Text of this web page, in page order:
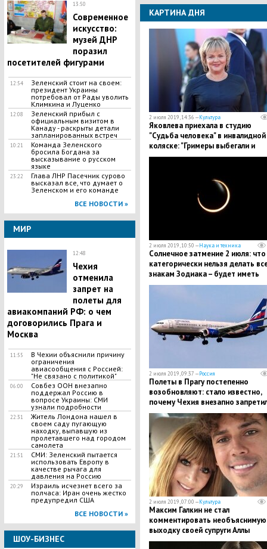
13:50
Современное
искусство:
музей ДНР
поразил
посетителей фигурами
12:54
Зеленский стоит на своем:
президент Украины
потребовал от Рады уволить
Климкина и Луценко
12:08
Зеленский прибыл с
официальным визитом в
Канаду - раскрыты детали
запланированных встреч
10:21
​Команда Зеленского
бросила Богдана за
высказывание о русском
языке
23:22
Глава ЛНР Пасечник сурово
высказал все, что думает о
Зеленском и его команде
ВСЕ НОВОСТИ »
МИР
12:48
Чехия
отменила
запрет на
полеты для
авиакомпаний РФ: о чем
договорились Прага и
Москва
11:55
В Чехии объяснили причину
ограничения
авиасообщения с Россией:
"Не связано с политикой"
06:00
Совбез ООН внезапно
поддержал Россию в
вопросе Украины: СМИ
узнали подробности
22:31
Житель Лондона нашел в
своем саду пугающую
находку, выпавшую из
пролетавшего над городом
самолета
21:51
СМИ: Зеленский пытается
использовать Европу в
качестве рычага для
давления на Россию
20:29
Израиль исчезнет всего за
полчаса: Иран очень жестко
предупредил США
ВСЕ НОВОСТИ »
ШОУ-БИЗНЕС
КАРТИНА ДНЯ
2 июля 2019, 14:36 —Культура
Яковлева приехала в студию
"Судьба человека" в инвалидной
коляске: "Гримеры выбегали и
плакали", - Корчевников
2 июля 2019, 10:50 —Наука и техника
Солнечное затмение 2 июля: что
категорически нельзя делать
знакам Зодиака – будет иметь
серьезные последствия
2 июля 2019, 09:37 —Россия
Полеты в Прагу постепенно
возобновляют: стало известно,
почему Чехия внезапно
рейсы из России, - источник
2 июля 2019, 07:00 —Культура
Максим Галкин не стал
комментировать необъяснимую
выходку своей супруги Аллы
Пугачевой